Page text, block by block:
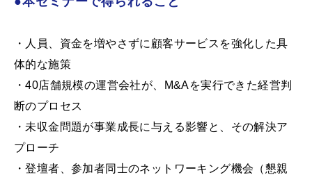
・人員、資金を増やさずに顧客サービスを強化した具
体的な施策
・40店舗規模の運営会社が、M&Aを実行できた経営判
断のプロセス
・未収金問題が事業成長に与える影響と、その解決ア
プローチ
・登壇者、参加者同士のネットワーキング機会（懇親